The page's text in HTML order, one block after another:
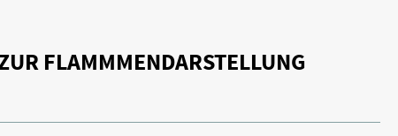
FLAMMMENDARSTELLUNG